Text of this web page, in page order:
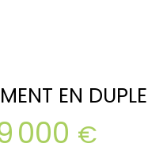
EN
000 €